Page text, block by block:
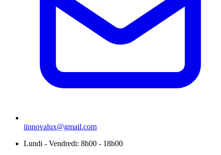
iinnovalux@gmail.com
Lundi - Vendredi: 8h00 - 18h00